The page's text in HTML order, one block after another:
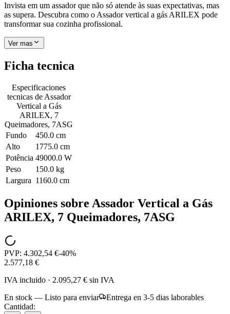
Invista em um assador que não só atende às suas expectativas, mas
as supera. Descubra como o Assador vertical a gás ARILEX pode
transformar sua cozinha profissional.
Ver mas
Ficha tecnica
Especificaciones
tecnicas de Assador
Vertical a Gás
ARILEX, 7
Queimadores, 7ASG
Fundo
450.0 cm
Alto
1775.0 cm
Potência 49000.0 W
Peso
150.0 kg
Largura 1160.0 cm
Opiniones sobre Assador Vertical a Gás
ARILEX, 7 Queimadores, 7ASG
PVP: 4.302,54 €-40%
2.577,18 €
IVA incluido · 2.095,27 € sin IVA
En stock — Listo para enviar
Entrega en 3-5 dias laborables
Cantidad: